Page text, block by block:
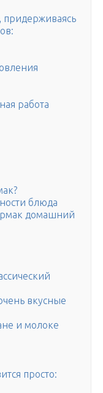
придерживаясь
работа
блюда
домашний
вкусные
и молоке
просто: